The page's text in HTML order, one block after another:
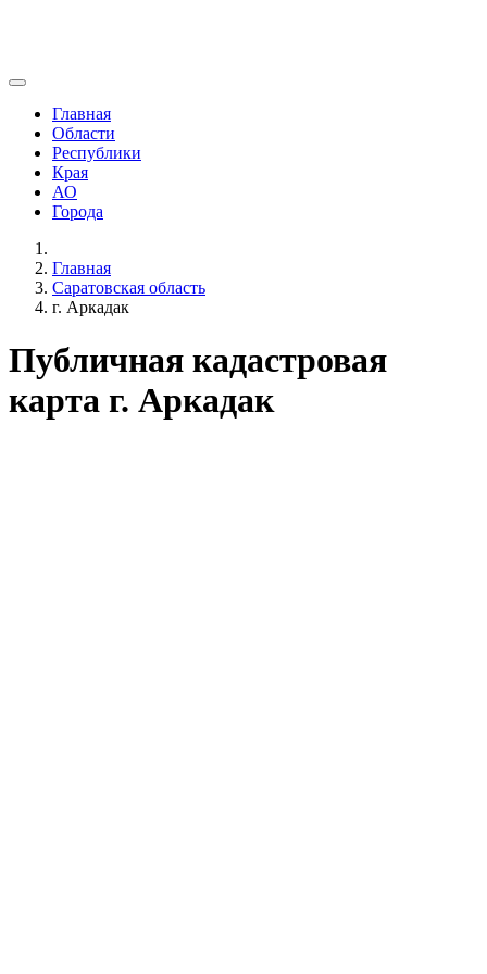
Главная
Области
Республики
Края
АО
Города
Главная
Саратовская область
г. Аркадак
Публичная кадастровая
карта г. Аркадак